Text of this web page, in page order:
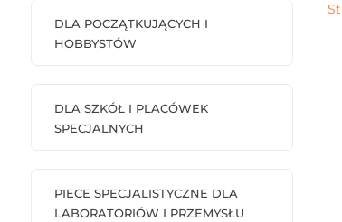
DLA POCZĄTKUJĄCYCH I
HOBBYSTÓW
DLA SZKÓŁ I PLACÓWEK
SPECJALNYCH
PIECE SPECJALISTYCZNE DLA
LABORATORIÓW I PRZEMYSŁU